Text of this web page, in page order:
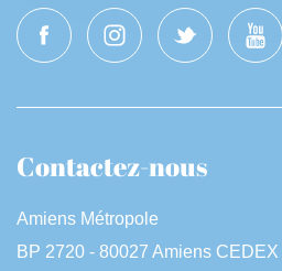
Contactez-nous
Amiens Métropole
BP 2720 - 80027 Amiens CEDEX